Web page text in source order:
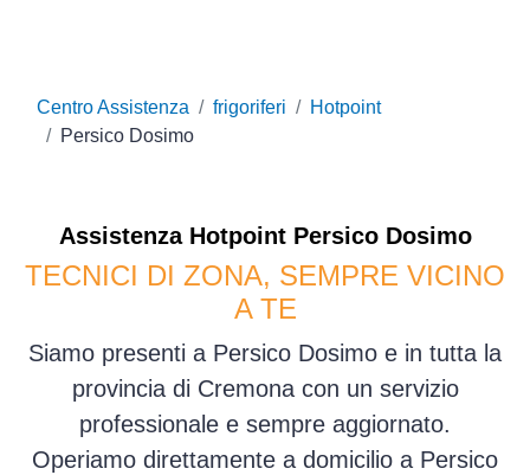
Centro Assistenza frigoriferi
Hotpoint
Persico Dosimo
Assistenza HotpointPersico Dosimo
TECNICI DI ZONA, SEMPRE VICINO
A TE
Siamo presenti a Persico Dosimo e in tutta la
provincia di Cremona con un servizio
professionale e sempre aggiornato.
Operiamo direttamente a domicilio a Persico